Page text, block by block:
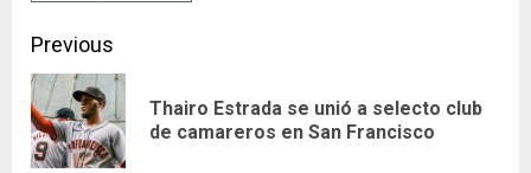
Continue
Reading
Previous
Thairo Estrada se unió a selecto club
de camareros en San Francisco